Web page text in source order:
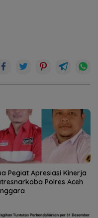
Pegiat Apresiasi Kinerja
Polres Aceh